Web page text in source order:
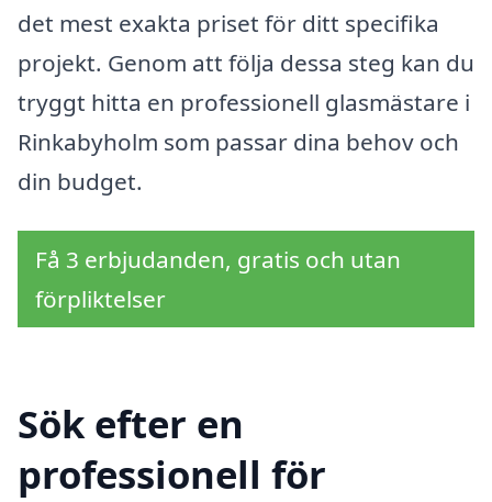
det mest exakta priset för ditt specifika
projekt. Genom att följa dessa steg kan du
tryggt hitta en professionell glasmästare i
Rinkabyholm som passar dina behov och
din budget.
Få 3 erbjudanden, gratis och utan
förpliktelser
Sök efter en
professionell för